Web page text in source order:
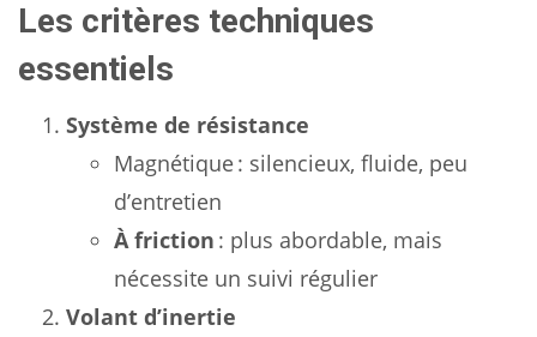
Les critères techniques
essentiels
Système de résistance
Magnétique : silencieux, fluide, peu
d’entretien
À friction : plus abordable, mais
nécessite un suivi régulier
Volant d’inertie